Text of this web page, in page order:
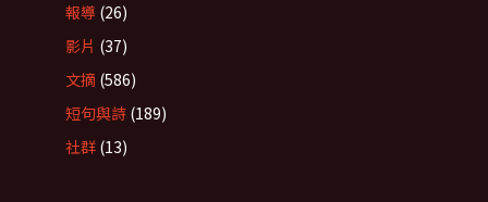
報導 (26)
影片 (37)
文摘 (586)
短句與詩 (189)
社群 (13)